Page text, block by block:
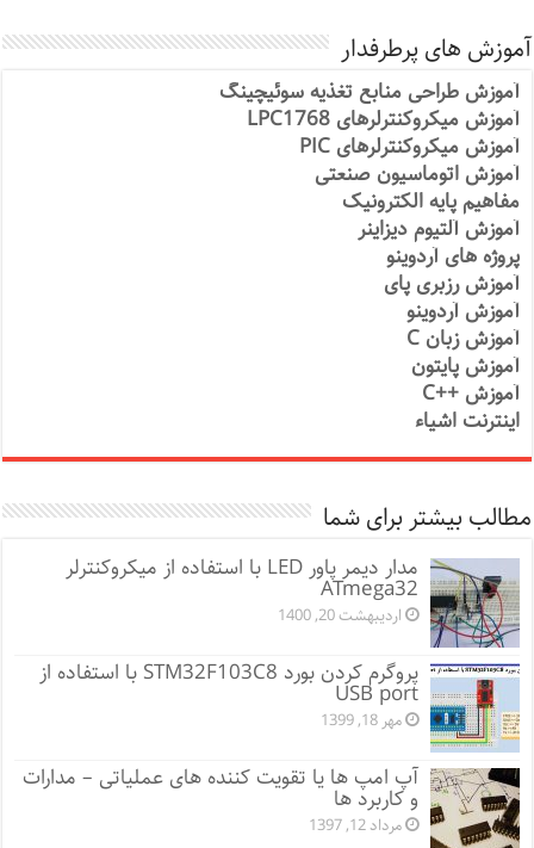
آموزش های پرطرفدار
آموزش طراحی منابع تغذیه سوئیچینگ
آموزش میکروکنترلرهای LPC1768
آموزش میکروکنترلرهای PIC
آموزش اتوماسیون صنعتی
مفاهیم پایه الکترونیک
آموزش آلتیوم دیزاینر
پروژه های آردوینو
آموزش رزبری پای
آموزش آردوینو
آموزش زبان C
آموزش پایتون
آموزش ++C
اینترنت اشیاء
مطالب بیشتر برای شما
مدار دیمر پاور LED با استفاده از میکروکنترلر
ATmega32
اردیبهشت 20, 1400
پروگرم کردن بورد STM32F103C8 با استفاده از
USB port
مهر 18, 1399
آپ امپ ها یا تقویت کننده های عملیاتی – مدارات
و کاربرد ها
مرداد 12, 1397